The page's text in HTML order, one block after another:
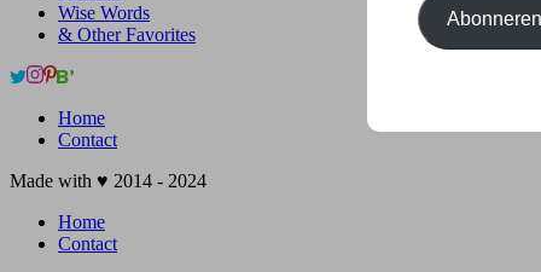
Wise Words
& Other Favorites
Home
Contact
Made with ♥ 2014 - 2024
Home
Contact
Abonneren